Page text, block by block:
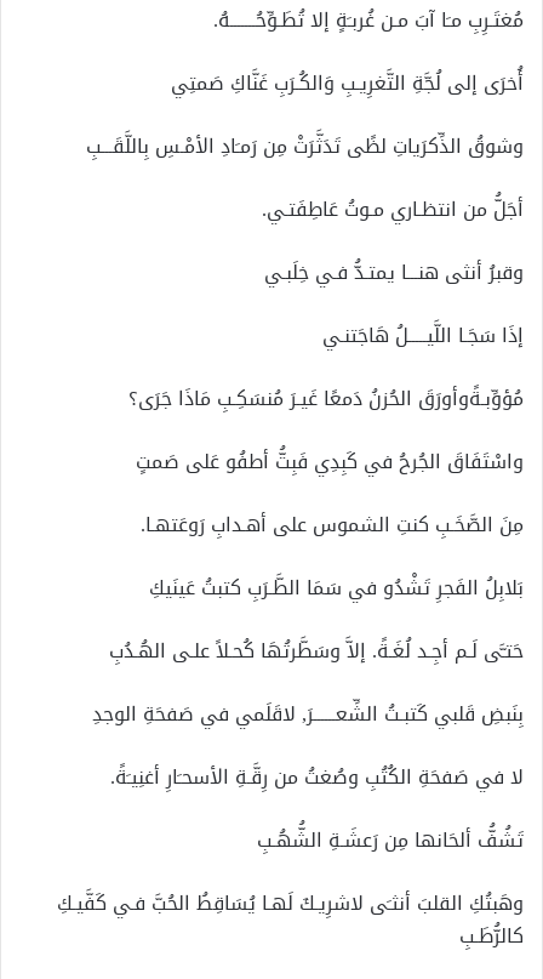
مُغتَـرِبِ مـَا آبَ مـن غُربـَةٍ إلا تُطَـوِّحُـــــــهُ.
أُخرَى إلى لُجَّةِ التَّغرِيـبِ وَالكُـرَبِ غَنَّاكِ صَمتِي
وشوقُ الذِّكرَياتِ لظًى تَدَثَّرَتْ مِن رَمـَادِ الأمْـسِ بِاللَّقَـــبِ
أجَلُّ من انتظـاري مـوتُ عَاطِفَتـي.
وقبرُ أنثى هنـــا يمتـدُّ فـي خِلَبـي
إذَا سَجَـا اللَّيـــــلُ هَاجَتنـي
مُؤوِّبـةًوأورَقَ الحُزنُ دَمعًا غَيـرَ مُنسَكِـبِ مَاذَا جَرَى؟
واسْتَفَاقَ الجُرحُ في كَبِدِي فَبِتُّ أطفُو عَلى صَمتٍ
مِنَ الصَّخَـبِ كنتِ الشموس على أهـدابِ رَوعَتهـا.
بَلابِلُ الفَجرِ تَشْدُو في سَمَا الطَّـرَبِ كتبتُ عَينَيكِ
حَتـَّى لَـم أجِـد لُغَـةً. إلاَّ وسَطَّرتُهَا كُحـلاً علـى الهُـدُبِ
بِنَبضِ قَلبي كَتبـتُ الشِّعــــــرَ, لاقَلَمي في صَفحَةِ الوجدِ
لا في صَفحَةِ الكُتُبِ وصُغتُ من رِقَّـةِ الأسحـَارِ أغنِيـَةً.
تَشُفُّ ألحَانها مِن رَعشَـةِ الشُّهُـبِ
وهَبتُكِ القلبَ أنثـَى لاشرِيـكَ لَهـا يُسَاقِطُ الحُبَّ فـي كَفَّيـكِ
كالرُّطَـبِ